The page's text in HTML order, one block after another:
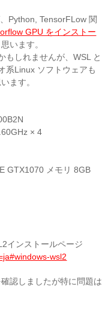
Python, TensorFLow 関
GPU をインストー
います。
もしれませんが、WSL と
系Linux ソフトウェアも
ます。
× 4
GTX1070 メモリ 8GB
インストールページ
wsl2
認しましたが特に問題は